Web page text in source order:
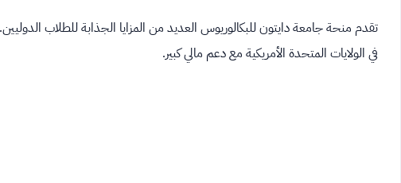
تقدم منحة جامعة دايتون للبكالوريوس العديد من المزايا الجذابة للطلاب
في الولايات المتحدة الأمريكية مع دعم مالي كبير.